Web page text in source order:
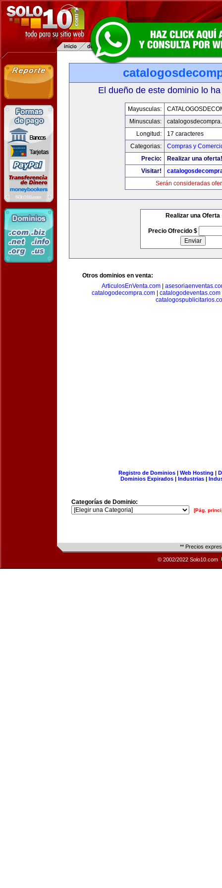
El dueño de este dominio lo
Mayusculas:
Minusculas:
Longitud:
17 caracteres
Categorias:
Compras y
Precio:
Realizar una oferta!
Visitar!
Serán consideradas
Realizar una Oferta
Precio Ofrecido $
Otros dominios en venta:
ArticulosEnVenta.com|
catalogodecompra.com| catalogodeventas.com
Registro de Dominios| Web Hosting |
Dominios Expirados | Industrias |
Categorías de Dominio:
[Pág.
** Precios
© 2002/2022 Solo10.com